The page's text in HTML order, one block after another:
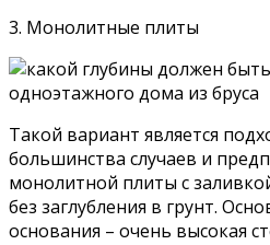
3. Монолитные плиты
Такой вариант является
большинства случаев и
монолитной плиты с
без заглубления в грунт.
основания – очень высокая